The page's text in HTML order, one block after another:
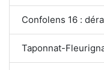
Confolens 16 :
Taponnat-